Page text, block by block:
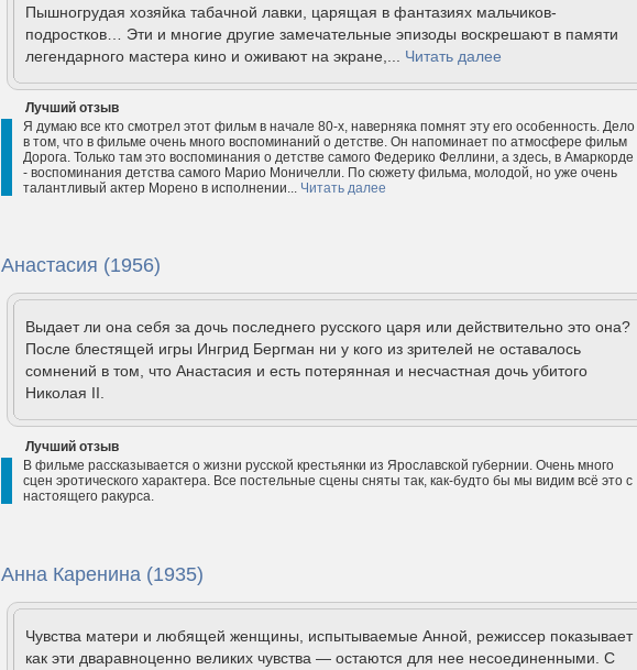
Пышногрудая хозяйка табачной лавки, царящая в фантазиях мальчиков-
подростков… Эти и многие другие замечательные эпизоды воскрешают в памяти
легендарного мастера кино и оживают на экране,... Читать далее
Лучший отзыв
Я думаю все кто смотрел этот фильм в начале 80-х, наверняка помнят эту его особенность. Дело
в том, что в фильме очень много воспоминаний о детстве. Он напоминает по атмосфере фильм
Дорога. Только там это воспоминания о детстве самого Федерико Феллини, а здесь, в Амаркорде
- воспоминания детства самого Марио Моничелли. По сюжету фильма, молодой, но уже очень
талантливый актер Морено в исполнении... Читать далее
Анастасия (1956)
Выдает ли она себя за дочь последнего русского царя или действительно это она?
После блестящей игры Ингрид Бергман ни у кого из зрителей не оставалось
сомнений в том, что Анастасия и есть потерянная и несчастная дочь убитого
Николая II.
Лучший отзыв
В фильме рассказывается о жизни русской крестьянки из Ярославской губернии. Очень много
сцен эротического характера. Все постельные сцены сняты так, как-будто бы мы видим всё это с
настоящего ракурса.
Анна Каренина (1935)
Чувства матери и любящей женщины, испытываемые Анной, режиссер показывает
как эти дваравноценно великих чувства — остаются для нее несоединенными. С